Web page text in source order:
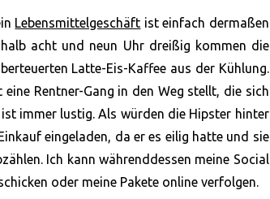
Lebensmittelgeschäft ist einfach dermaßen
acht und neun Uhr dreißig kommen die
Latte-Eis-Kaffee aus der Kühlung.
Rentner-Gang in den Weg stellt, die sich
immer lustig. Als würden die Hipster hinter
eingeladen, da er es eilig hatte und sie
Ich kann währenddessen meine Social
oder meine Pakete online verfolgen.